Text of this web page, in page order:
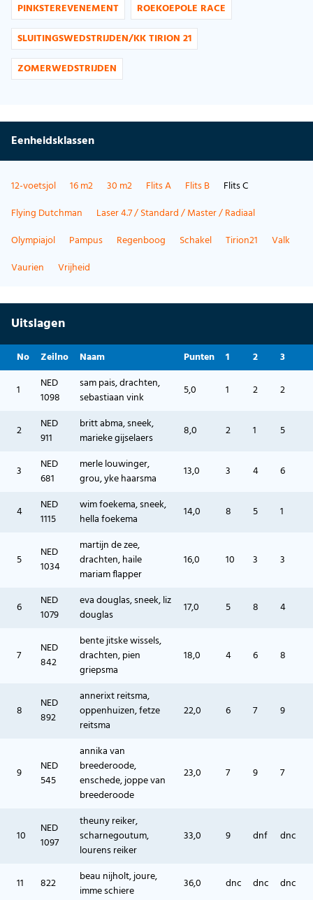
PINKSTEREVENEMENT
ROEKOEPOLE RACE
SLUITINGSWEDSTRIJDEN/KK TIRION 21
ZOMERWEDSTRIJDEN
Eenheidsklassen
12-voetsjol 16 m2 30 m2 Flits A Flits B
Flits C
Flying Dutchman
Laser 4.7 / Standard / Master / Radiaal
Olympiajol
Pampus Regenboog Schakel Tirion21
Valk
Vaurien
Vrijheid
Uitslagen
No Zeilno Naam Punten 1 2 3
1
NED
1098
sam pais, drachten,
sebastiaan vink
5,0 1 2 2
2
NED
911
britt abma, sneek,
marieke gijselaers
8,0 2 1 5
3
NED
681
merle louwinger,
grou, yke haarsma
13,0 3 4 6
4
NED
1115
wim foekema, sneek,
hella foekema
14,0 8 5 1
5
NED
1034
martijn de zee,
drachten, haile
mariam flapper
16,0 10 3 3
6
NED
1079
eva douglas, sneek, liz
douglas
17,0 5 8 4
7
NED
842
bente jitske wissels,
drachten, pien
griepsma
18,0 4 6 8
8
NED
892
annerixt reitsma,
oppenhuizen, fetze
reitsma
22,0 6 7 9
9
NED
545
annika van
breederoode,
enschede, joppe van
breederoode
23,0 7 9 7
10
NED
1097
theuny reiker,
scharnegoutum,
lourens reiker
33,0 9 dnf dnc
11 822
beau nijholt, joure,
imme schiere
36,0 dnc dnc dnc